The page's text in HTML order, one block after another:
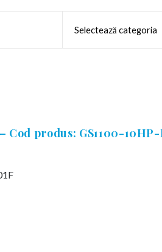
Cod produs: GS1100-10HP-